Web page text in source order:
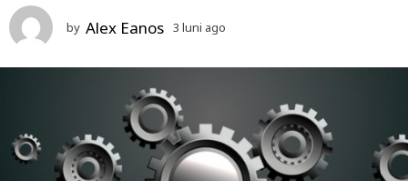
a
g
u
n
by Alex Eanos 3 luni ago
g
o